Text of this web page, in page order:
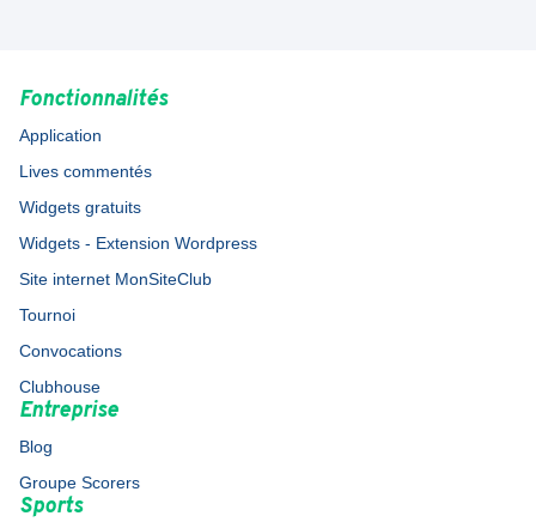
Fonctionnalités
Application
Lives commentés
Widgets gratuits
Widgets - Extension Wordpress
Site internet MonSiteClub
Tournoi
Convocations
Clubhouse
Entreprise
Blog
Groupe Scorers
Sports